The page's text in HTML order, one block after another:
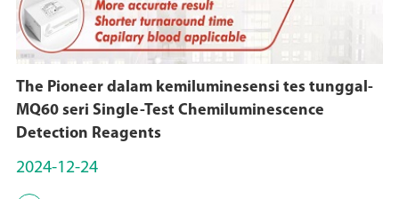
The Pioneer dalam kemiluminesensi tes tunggal-
MQ60 seri Single-Test Chemiluminescence
Detection Reagents
2024-12-24